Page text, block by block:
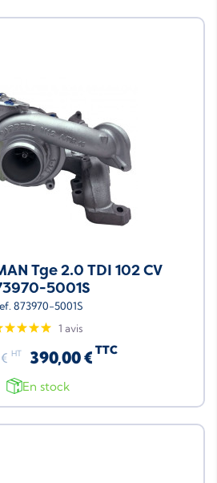
Tge 2.0 TDI 102 CV
5001S
873970-5001S
1 avis
HT 390,00 € TTC
En stock